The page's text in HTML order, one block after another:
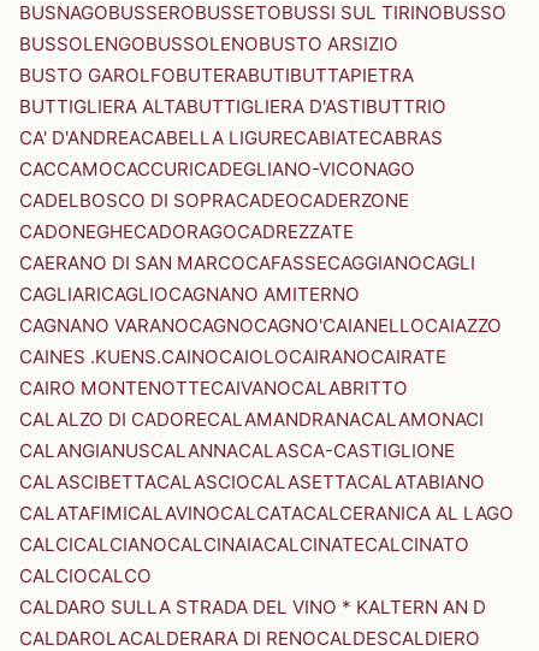
BUSNAGOBUSSEROBUSSETOBUSSI SUL TIRINOBUSSO
BUSSOLENGOBUSSOLENOBUSTO ARSIZIO
BUSTO GAROLFOBUTERABUTIBUTTAPIETRA
BUTTIGLIERA ALTABUTTIGLIERA D'ASTIBUTTRIO
CA' D'ANDREACABELLA LIGURECABIATECABRAS
CACCAMOCACCURICADEGLIANO-VICONAGO
CADELBOSCO DI SOPRACADEOCADERZONE
CADONEGHECADORAGOCADREZZATE
CAERANO DI SAN MARCOCAFASSECAGGIANOCAGLI
CAGLIARICAGLIOCAGNANO AMITERNO
CAGNANO VARANOCAGNOCAGNO'CAIANELLOCAIAZZO
CAINES .KUENS.CAINOCAIOLOCAIRANOCAIRATE
CAIRO MONTENOTTECAIVANOCALABRITTO
CALALZO DI CADORECALAMANDRANACALAMONACI
CALANGIANUSCALANNACALASCA-CASTIGLIONE
CALASCIBETTACALASCIOCALASETTACALATABIANO
CALATAFIMICALAVINOCALCATACALCERANICA AL LAGO
CALCICALCIANOCALCINAIACALCINATECALCINATO
CALCIOCALCO
CALDARO SULLA STRADA DEL VINO * KALTERN AN D
CALDAROLACALDERARA DI RENOCALDESCALDIERO